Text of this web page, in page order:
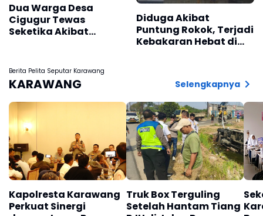
Dua Warga Desa
Cigugur Tewas
Seketika Akibat
Diduga Akibat
Puntung Rokok, Terjadi
Kebakaran Hebat di
Berita Pelita Seputar Karawang
KARAWANG Selengkapnya
Kapolresta Karawang
Perkuat Sinergi
Truk Box Terguling
Setelah Hantam Tiang